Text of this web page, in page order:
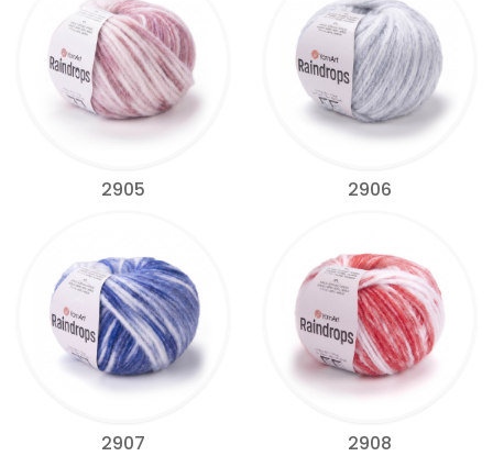
2905 2906
2907 2908